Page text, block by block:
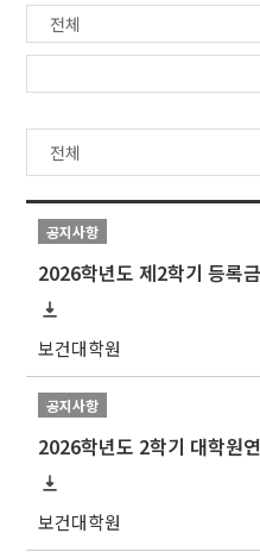
공지사항
2026학년도 제2학기 등록
보건대학원
공지사항
2026학년도 2학기 대학원
보건대학원